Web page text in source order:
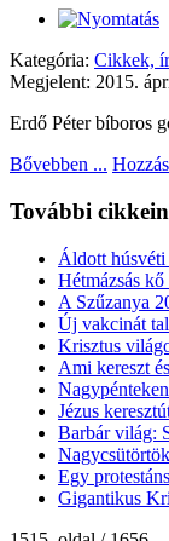
Kategória: Cikkek,
Megjelent: 2015.
Erdő Péter bíboros
Bővebben ...
További
Áldott húsvéti
Hétmázsás
A Szűzanya
Új vakcinát
Krisztus
Ami kereszt
Jézus
Barbár világ:
Egy
Gigantikus